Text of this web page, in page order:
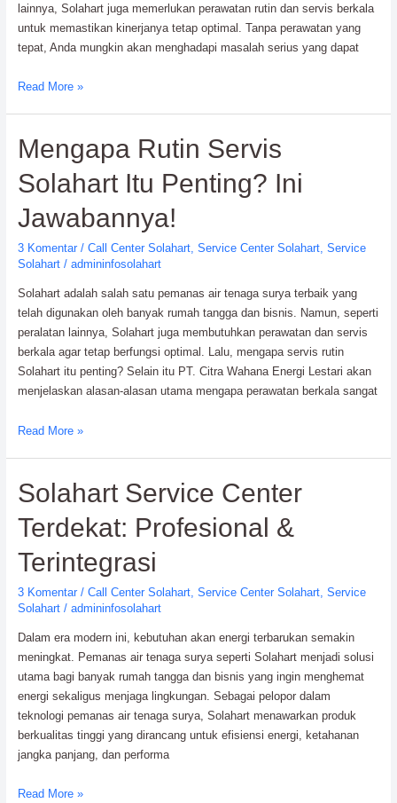
lainnya, Solahart juga memerlukan perawatan rutin dan servis berkala
untuk memastikan kinerjanya tetap optimal. Tanpa perawatan yang
tepat, Anda mungkin akan menghadapi masalah serius yang dapat
Tanda
Solahart
Bermasalah
&
Servis
Segera!
Read More »
Mengapa Rutin Servis
Solahart Itu Penting? Ini
Jawabannya!
3 Komentar / Call Center Solahart, Service Center Solahart, Service
Solahart/ admininfosolahart
Solahart adalah salah satu pemanas air tenaga surya terbaik yang
telah digunakan oleh banyak rumah tangga dan bisnis. Namun, seperti
peralatan lainnya, Solahart juga membutuhkan perawatan dan servis
berkala agar tetap berfungsi optimal. Lalu, mengapa servis rutin
Solahart itu penting? Selain itu PT. Citra Wahana Energi Lestari akan
menjelaskan alasan-alasan utama mengapa perawatan berkala sangat
Mengapa
Solahart
Penting?
Jawabannya!
Read More »
Solahart Service Center
Terdekat: Profesional &
Terintegrasi
3 Komentar / Call Center Solahart, Service Center Solahart, Service
Solahart/ admininfosolahart
Dalam era modern ini, kebutuhan akan energi terbarukan semakin
meningkat. Pemanas air tenaga surya seperti Solahart menjadi solusi
utama bagi banyak rumah tangga dan bisnis yang ingin menghemat
energi sekaligus menjaga lingkungan. Sebagai pelopor dalam
teknologi pemanas air tenaga surya, Solahart menawarkan produk
berkualitas tinggi yang dirancang untuk efisiensi energi, ketahanan
jangka panjang, dan performa
Solahart
Read More »